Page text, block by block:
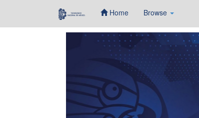
Home Browse